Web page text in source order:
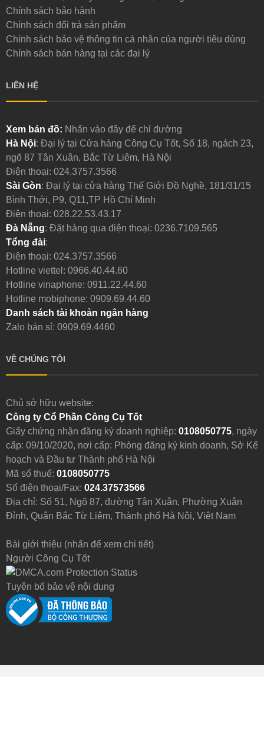
Chính sách bảo hành
Chính sách đổi trả sản phẩm
Chính sách bảo vệ thông tin cá nhân của người tiêu dùng
Chính sách bán hàng tại các đại lý
LIÊN HỆ
Xem bản đồ: Nhấn vào đây để chỉ đường
Hà Nội: Đại lý tại Cửa hàng Công Cụ Tốt, Số 18, ngách 23,
ngõ 87 Tân Xuân, Bắc Từ Liêm, Hà Nội
Điện thoại: 024.3757.3566
Sài Gòn: Đại lý tại cửa hàng Thế Giới Đồ Nghề, 181/31/15
Bình Thới, P9, Q11,TP Hồ Chí Minh
Điện thoại: 028.22.53.43.17
Đà Nẵng: Đặt hàng qua điện thoại: 0236.7109.565
Tổng đài:
Điện thoại: 024.3757.3566
Hotline viettel: 0966.40.44.60
Hotline vinaphone: 0911.22.44.60
Hotline mobiphone: 0909.69.44.60
Danh sách tài khoản ngân hàng
Zalo bán sỉ: 0909.69.4460
VỀ CHÚNG TÔI
Chủ sở hữu website:
Công ty Cổ Phần Công Cụ Tốt
Giấy chứng nhận đăng ký doanh nghiệp: 0108050775, ngày
cấp: 09/10/2020, nơi cấp: Phòng đăng ký kinh doanh, Sở Kế
hoạch và Đầu tư Thành phố Hà Nội
Mã số thuế: 0108050775
Số điện thoại/Fax: 024.37573566
Địa chỉ: Số 51, Ngõ 87, đường Tân Xuân, Phường Xuân
Đỉnh, Quận Bắc Từ Liêm, Thành phố Hà Nội, Việt Nam
Bài giới thiệu (nhấn để xem chi tiết)
Người Công Cụ Tốt
Tuyên bố bảo vệ nội dung